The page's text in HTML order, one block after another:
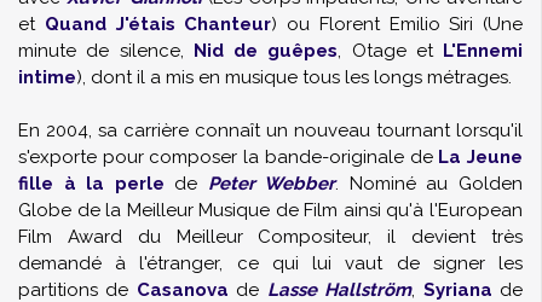
et Quand J'étais Chanteur) ou Florent Emilio Siri (Une
minute de silence, Nid de guêpes, Otage et L'Ennemi
intime), dont il a mis en musique tous les longs métrages.
En 2004, sa carrière connaît un nouveau tournant lorsqu'il
s'exporte pour composer la bande-originale de La Jeune
fille à la perle de Peter Webber. Nominé au Golden
Globe de la Meilleur Musique de Film ainsi qu'à l'European
Film Award du Meilleur Compositeur, il devient très
demandé à l'étranger, ce qui lui vaut de signer les
partitions de Casanova de Lasse Hallström, Syriana de